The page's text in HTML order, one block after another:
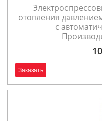
отопления
с
Заказать